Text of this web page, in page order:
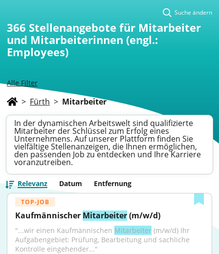
Alle Filter
Suche ändern
366 Stellenangebote für Mitarbeiter
und Mitarbeiterinnen (engl.:
Employees)
> Fürth > Mitarbeiter
In der dynamischen Arbeitswelt sind qualifizierte
Mitarbeiter der Schlüssel zum Erfolg eines
Unternehmens. Auf unserer Plattform finden Sie
vielfältige Stellenanzeigen, die Ihnen ermöglichen,
den passenden Job zu entdecken und Ihre Karriere
voranzutreiben.
Relevanz Datum Entfernung
TOP-JOB
Kaufmännischer Mitarbeiter (m/w/d)
"...wir einen Kaufmännischen Mitarbeiter (m/w/d) Ihr
Aufgabengebiet: Prüfung, Bearbeitung und sachliche
Kontrolle eingehender..."